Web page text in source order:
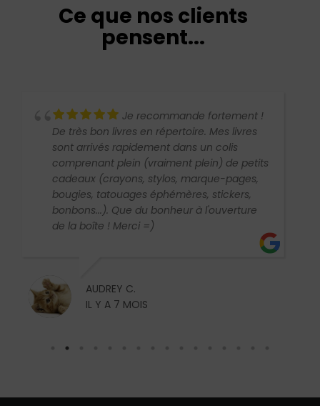
Ce que nos clients
pensent...
Je recommande fortement !
De très bon livres en répertoire. Mes livres
sont arrivés rapidement dans un colis
comprenant plein (vraiment plein) de petits
cadeaux (crayons, stylos, marque-pages,
bougies, tatouages éphémères, stickers,
bonbons...). Que du bonheur à l'ouverture
de la boîte ! Merci =)
AUDREY C.
IL Y A 7 MOIS